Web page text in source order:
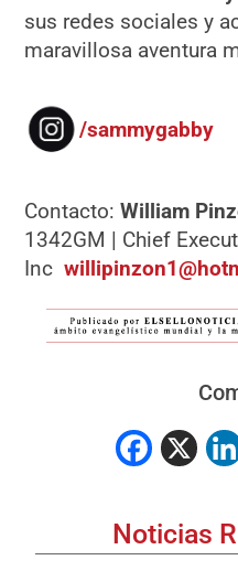
sus redes sociales y
maravillosa aventura
/sammygabby
Contacto:William
1342GM | Chief
Inc
Noticias